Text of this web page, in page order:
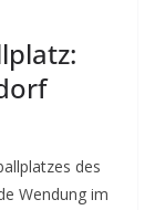
des
Wendung im